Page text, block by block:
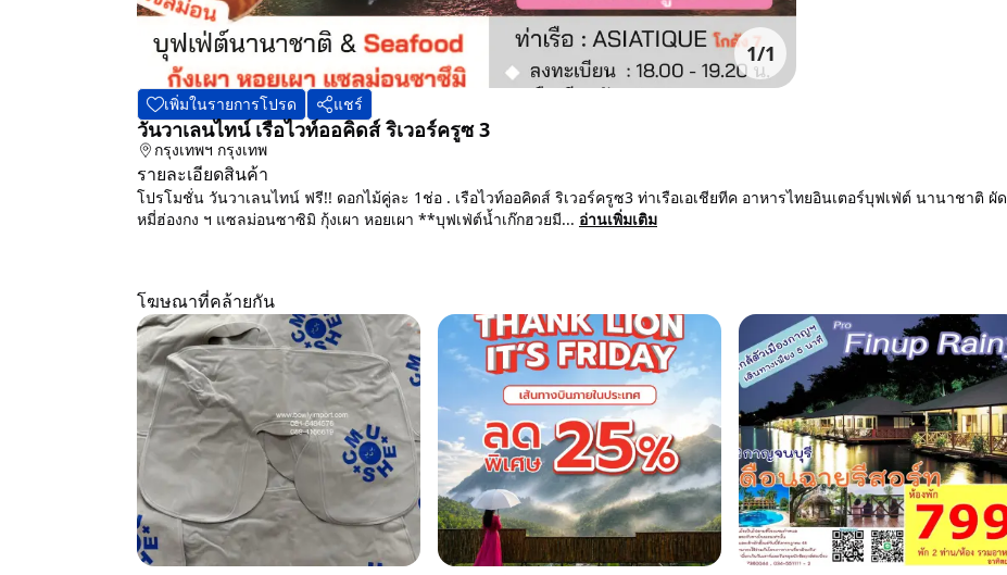
1/1
เพิ่มในรายการโปรด แชร์
วันวาเลนไทน์ เรือไวท์ออคิดส์ ริเวอร์ครูซ 3
กรุงเทพฯ กรุงเทพ
รายละเอียดสินค้า
โปรโมชั่น วันวาเลนไทน์ ฟรี!! ดอกไม้คู่ละ 1ช่อ . เรือไวท์ออคิดส์ ริเวอร์ครูซ3 ท่าเรือเอเชียทีค อาหารไทยอินเตอร์บุฟเฟ่ต์ นานาชาติ ผัด
หมี่ฮ่องกง ฯ แซลม่อนซาซิมิ กุ้งเผา หอยเผา **บุฟเฟ่ต์น้ำเก๊กฮวยมี... อ่านเพิ่มเติม
โฆษณาที่คล้ายกัน